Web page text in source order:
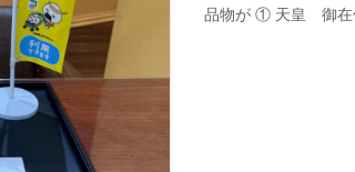
品物が ① 天皇 御